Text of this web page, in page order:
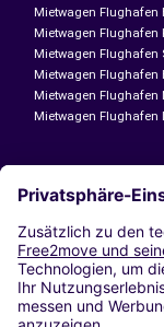
Mietwagen Flughafen
Mietwagen Flughafen
Mietwagen Flughafen
Mietwagen Flughafen
Mietwagen Flughafen
Mietwagen Flughafen
UNSERE STÄDTE
Paris
Madrid
Washington DC
Mailand